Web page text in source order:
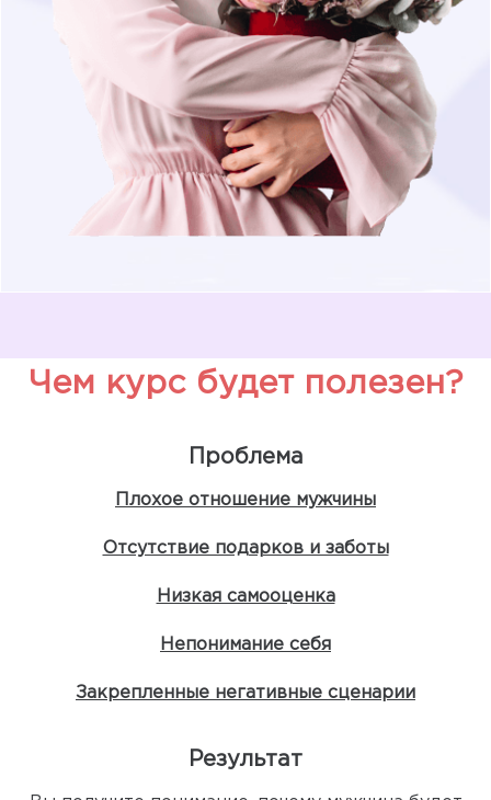
Чем курс будет полезен?
Проблема
Плохое отношение мужчины
Отсутствие подарков и заботы
Низкая самооценка
Непонимание себя
Закрепленные негативные сценарии
Результат